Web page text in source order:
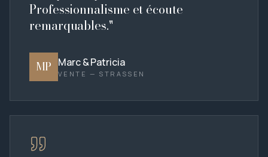
Professionnalisme et écoute
remarquables."
MP Marc & Patricia
VENTE — STRASSEN